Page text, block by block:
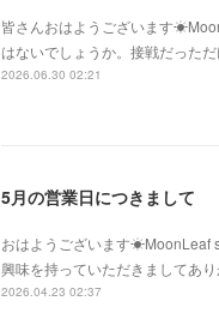
皆さんおはようございます
はないでしょうか。接戦だった
2026.06.30 02:21
5月の営業日につきまして
おはようございます☀MoonLeaf
興味を持っていただきましてあ
2026.04.23 02:37